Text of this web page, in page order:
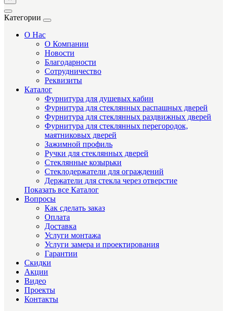
Категории
О Нас
О Компании
Новости
Благодарности
Сотрудничество
Реквизиты
Каталог
Фурнитура для душевых кабин
Фурнитура для стеклянных распашных дверей
Фурнитура для стеклянных раздвижных дверей
Фурнитура для стеклянных перегородок,
маятниковых дверей
Зажимной профиль
Ручки для стеклянных дверей
Стеклянные козырьки
Стеклодержатели для ограждений
Держатели для стекла через отверстие
Показать все Каталог
Вопросы
Как сделать заказ
Оплата
Доставка
Услуги монтажа
Услуги замера и проектирования
Гарантии
Скидки
Акции
Видео
Проекты
Контакты